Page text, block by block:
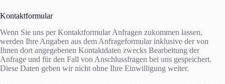
Kontaktformular
Wenn Sie uns per Kontaktformular Anfragen zukommen lassen,
werden Ihre Angaben aus dem Anfrageformular inklusive der von
Ihnen dort angegebenen Kontaktdaten zwecks Bearbeitung der
Anfrage und für den Fall von Anschlussfragen bei uns gespeichert.
Diese Daten geben wir nicht ohne Ihre Einwilligung weiter.